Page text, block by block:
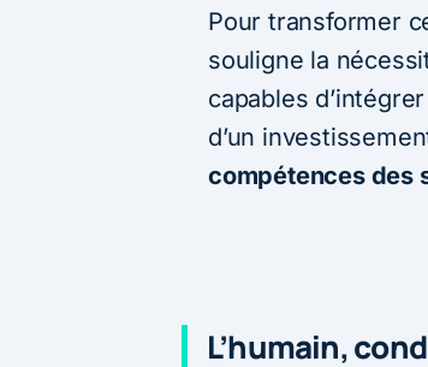
Pour transformer
souligne la
capables
d’un
compétences des
L’humain,